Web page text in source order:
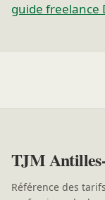
guide freelance
TJM
Référence des